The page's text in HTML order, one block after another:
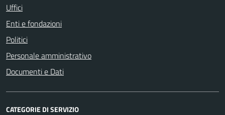
Uffici
Enti e fondazioni
Politici
Personale amministrativo
Documenti e Dati
CATEGORIE DI SERVIZIO